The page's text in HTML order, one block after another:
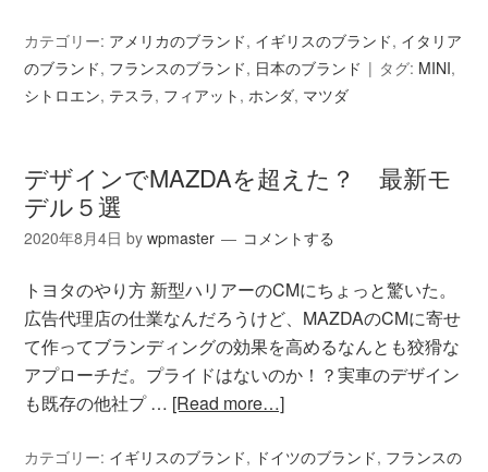
カテゴリー: アメリカのブランド, イギリスのブランド, イタリア
のブランド, フランスのブランド, 日本のブランド タグ: MINI,
シトロエン, テスラ, フィアット ,ホンダ, マツダ
デザインでMAZDAを超えた？ 最新モ
デル５選
2020年8月4日 bywpmaster コメントする
トヨタのやり方 新型ハリアーのCMにちょっと驚いた。
広告代理店の仕業なんだろうけど、MAZDAのCMに寄せ
て作ってブランディングの効果を高めるなんとも狡猾な
アプローチだ。プライドはないのか！？実車のデザイン
も既存の他社プ … [Read more…]
カテゴリー: イギリスのブランド, ドイツのブランド, フランスの